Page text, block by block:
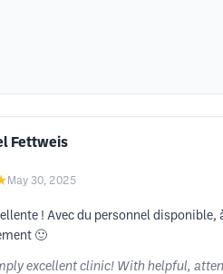
Fettweis
May 30, 2025
! Avec du personnel disponible,
🙂
excellent clinic! With helpful,